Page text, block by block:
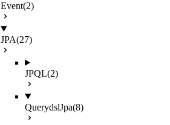
Event(2)
JPA(27)
JPQL(2)
QuerydslJpa(8)